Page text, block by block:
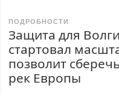
ПОДРОБНОСТИ
Защита для
стартовал
позволит
рек Европы